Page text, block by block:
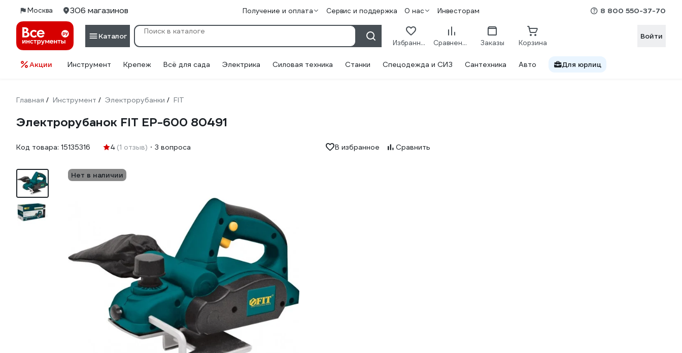
Москва 306 магазинов Получение и оплата Сервис и поддержка О нас Инвесторам 8 800 550-37-70
Каталог
Избранное Сравнение Заказы Корзина
Войти
Акции Инструмент Крепеж Всё для сада Электрика Силовая техника Станки Спецодежда и СИЗ Сантехника Авто Для юрлиц
Главная / Инструмент / Электрорубанки / FIT
Электрорубанок FIT EP-600 80491
Код товара: 15135316 4 (1 отзыв) 3 вопроса В избранное Сравнить
Нет в наличии